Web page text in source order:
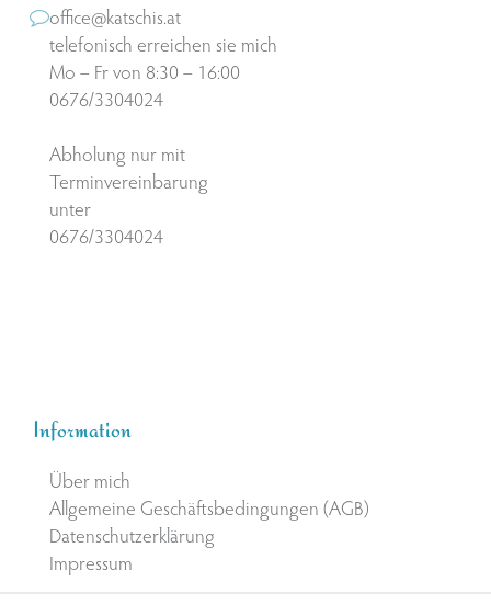
office@katschis.at
telefonisch erreichen sie mich
Mo – Fr von 8:30 – 16:00
0676/3304024
Abholung nur mit
Terminvereinbarung
unter
0676/3304024
Information
Über mich
Allgemeine Geschäftsbedingungen (AGB)
Datenschutzerklärung
Impressum